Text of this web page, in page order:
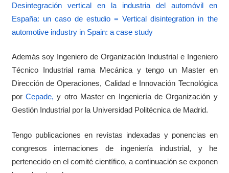
Desintegración vertical en la industria del automóvil en
España: un caso de estudio = Vertical disintegration in the
automotive industry in Spain: a case study
Además soy Ingeniero de Organización Industrial e Ingeniero
Técnico Industrial rama Mecánica y tengo un Master en
Dirección de Operaciones, Calidad e Innovación Tecnológica
por Cepade, y otro Master en Ingeniería de Organización y
Gestión Industrial por la Universidad Politécnica de Madrid.
Tengo publicaciones en revistas indexadas y ponencias en
congresos internaciones de ingeniería industrial, y he
pertenecido en el comité científico, a continuación se exponen